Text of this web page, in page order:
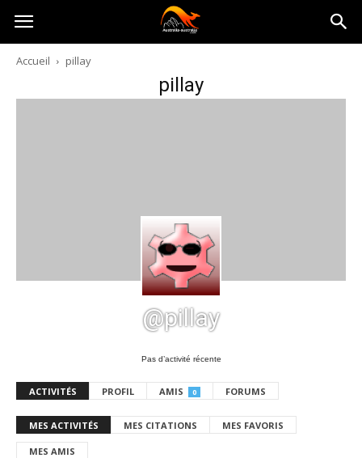
Australia-
australie.com
Accueil pillay
pillay
@pillay
Pas d’activité récente
ACTIVITÉS PROFIL AMIS 0 FORUMS
MES ACTIVITÉS MES CITATIONS MES FAVORIS
MES AMIS